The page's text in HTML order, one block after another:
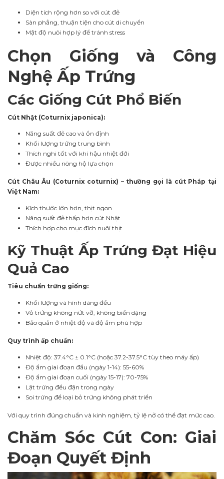
Diện tích rộng hơn so với cút đẻ
Sàn phẳng, thuận tiện cho cút di chuyển
Mật độ nuôi hợp lý để tránh stress
Chọn Giống và Công
Nghệ Ấp Trứng
Các Giống Cút Phổ Biến
Cút Nhật (Coturnix japonica):
Năng suất đẻ cao và ổn định
Khối lượng trứng trung bình
Thích nghi tốt với khí hậu nhiệt đới
Được nhiều nông hộ lựa chọn
Cút Châu Âu (Coturnix coturnix) – thường gọi là cút Pháp tại
Việt Nam:
Kích thước lớn hơn, thịt ngon
Năng suất đẻ thấp hơn cút Nhật
Thích hợp cho mục đích nuôi thịt
Kỹ Thuật Ấp Trứng Đạt Hiệu
Quả Cao
Tiêu chuẩn trứng giống:
Khối lượng và hình dáng đều
Vỏ trứng không nứt vỡ, không biến dạng
Bảo quản ở nhiệt độ và độ ẩm phù hợp
Quy trình ấp chuẩn:
Nhiệt độ: 37.4°C ± 0.1°C (hoặc 37.2-37.5°C tùy theo máy ấp)
Độ ẩm giai đoạn đầu (ngày 1-14): 55-60%
Độ ẩm giai đoạn cuối (ngày 15-17): 70-75%
Lật trứng đều đặn trong ngày
Soi trứng để loại bỏ trứng không phát triển
Với quy trình đúng chuẩn và kinh nghiệm, tỷ lệ nở có thể đạt mức cao.
Chăm Sóc Cút Con: Giai
Đoạn Quyết Định